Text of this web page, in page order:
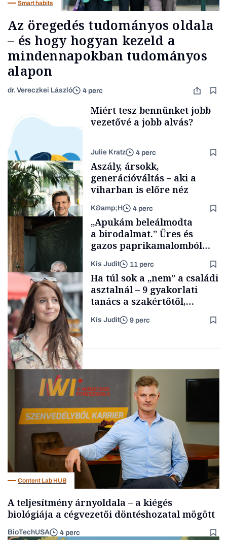
Smart habits
Az öregedés tudományos oldala
– és hogy hogyan kezeld a
mindennapokban tudományos
alapon
dr. Vereczkei László 4 perc
Smart habits
Miért tesz bennünket jobb
vezetővé a jobb alvás?
Julie Kratz 4 perc
TÁMOGATÓI
TARTALOM
Aszály, ársokk,
generációváltás – aki a
viharban is előre néz
K&amp;H 4 perc
Családi
vállalkozások
„Apukám beleálmodta
a birodalmat.” Üres és
gazos paprikamalomból
lett az igazi családi
fűszersztori
Kis Judit 11 perc
Ha túl sok a „nem” a családi
asztalnál – 9 gyakorlati
tanács a szakértőtől,
hogyan legyünk jól etető
szülők
Kis Judit 9 perc
Content Lab HUB
A teljesítmény árnyoldala – a kiégés
biológiája a cégvezetői döntéshozatal mögött
BioTechUSA 4 perc